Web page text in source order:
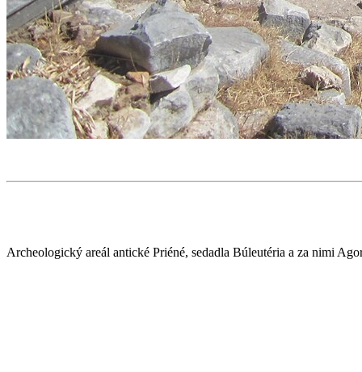
Archeologický areál antické Priéné, sedadla Búleutéria a za nimi